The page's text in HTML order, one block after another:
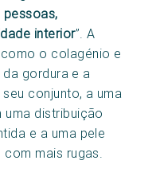
interior”. A
o colagénio e
gordura e a
conjunto, a uma
distribuição
e a uma pele
mais rugas.